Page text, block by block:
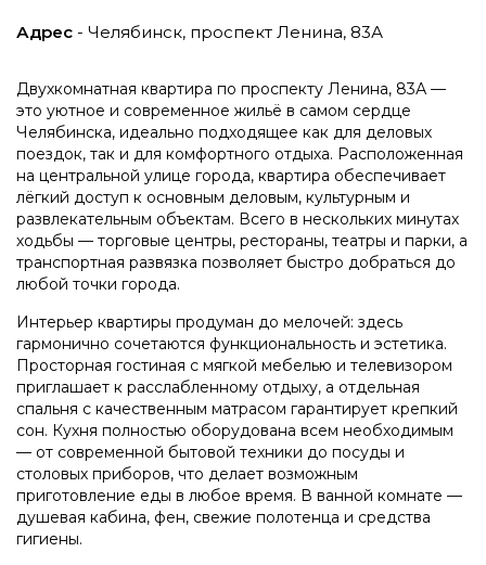
Адрес - Челябинск, проспект Ленина, 83А
Двухкомнатная квартира по проспекту Ленина, 83А —
это уютное и современное жильё в самом сердце
Челябинска, идеально подходящее как для деловых
поездок, так и для комфортного отдыха. Расположенная
на центральной улице города, квартира обеспечивает
лёгкий доступ к основным деловым, культурным и
развлекательным объектам. Всего в нескольких минутах
ходьбы — торговые центры, рестораны, театры и парки, а
транспортная развязка позволяет быстро добраться до
любой точки города.
Интерьер квартиры продуман до мелочей: здесь
гармонично сочетаются функциональность и эстетика.
Просторная гостиная с мягкой мебелью и телевизором
приглашает к расслабленному отдыху, а отдельная
спальня с качественным матрасом гарантирует крепкий
сон. Кухня полностью оборудована всем необходимым
— от современной бытовой техники до посуды и
столовых приборов, что делает возможным
приготовление еды в любое время. В ванной комнате —
душевая кабина, фен, свежие полотенца и средства
гигиены.